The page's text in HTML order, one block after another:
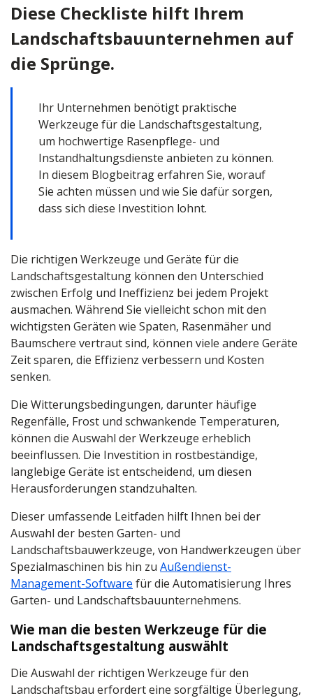
Diese Checkliste hilft Ihrem
Landschaftsbauunternehmen auf
die Sprünge.
Ihr Unternehmen benötigt praktische
Werkzeuge für die Landschaftsgestaltung,
um hochwertige Rasenpflege- und
Instandhaltungsdienste anbieten zu können.
In diesem Blogbeitrag erfahren Sie, worauf
Sie achten müssen und wie Sie dafür sorgen,
dass sich diese Investition lohnt.
Die richtigen Werkzeuge und Geräte für die
Landschaftsgestaltung können den Unterschied
zwischen Erfolg und Ineffizienz bei jedem Projekt
ausmachen. Während Sie vielleicht schon mit den
wichtigsten Geräten wie Spaten, Rasenmäher und
Baumschere vertraut sind, können viele andere Geräte
Zeit sparen, die Effizienz verbessern und Kosten
senken.
Die Witterungsbedingungen, darunter häufige
Regenfälle, Frost und schwankende Temperaturen,
können die Auswahl der Werkzeuge erheblich
beeinflussen. Die Investition in rostbeständige,
langlebige Geräte ist entscheidend, um diesen
Herausforderungen standzuhalten.
Dieser umfassende Leitfaden hilft Ihnen bei der
Auswahl der besten Garten- und
Landschaftsbauwerkzeuge, von Handwerkzeugen über
Spezialmaschinen bis hin zu Außendienst-
Management-Software für die Automatisierung Ihres
Garten- und Landschaftsbauunternehmens.
Wie man die besten Werkzeuge für die
Landschaftsgestaltung auswählt
Die Auswahl der richtigen Werkzeuge für den
Landschaftsbau erfordert eine sorgfältige Überlegung,